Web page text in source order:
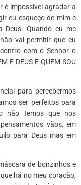
é impossível agradar a
eu esqueço de mim e
Deus. Quando eu me
vai permitir que eu
com o Senhor o
É DEUS E QUEM SOU
para percebermos
ser perfeitos para
não temos que nos
vãos, em
para Deus mas em
de bonzinhos e
há no meu coração,